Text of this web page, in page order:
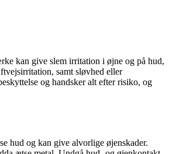
kan give slem irritation i øjne og på hud,
samt sløvhed eller
og handsker alt efter risiko, og
hud og kan give alvorlige øjenskader.